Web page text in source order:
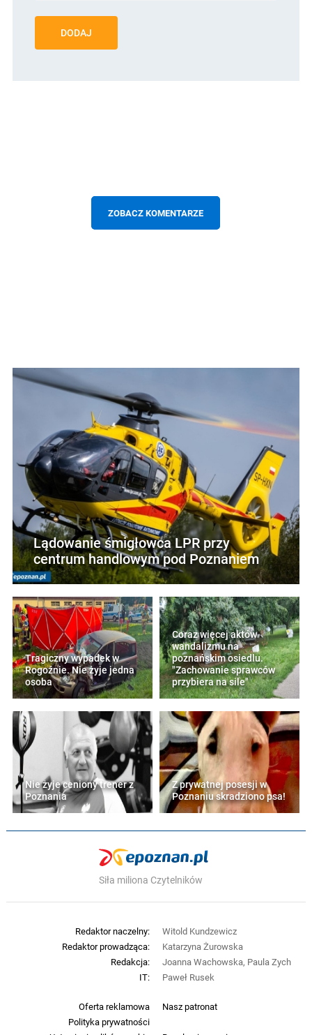
DODAJ
ZOBACZ KOMENTARZE
Lądowanie śmigłowca LPR przy
centrum handlowym pod Poznaniem
Tragiczny wypadek w
Rogoźnie. Nie żyje jedna
osoba
Coraz więcej aktów
wandalizmu na
poznańskim osiedlu.
"Zachowanie sprawców
przybiera na sile"
Nie żyje ceniony trener z
Poznania
Z prywatnej posesji w
Poznaniu skradziono psa!
Siła miliona Czytelników
Oferta reklamowa
Nasz patronat
Polityka prywatności
Redaktor naczelny:
Witold Kundzewicz
Redaktor prowadząca:
Katarzyna Żurowska
Redakcja:
Joanna Wachowska, Paula Zych
IT:
Paweł Rusek